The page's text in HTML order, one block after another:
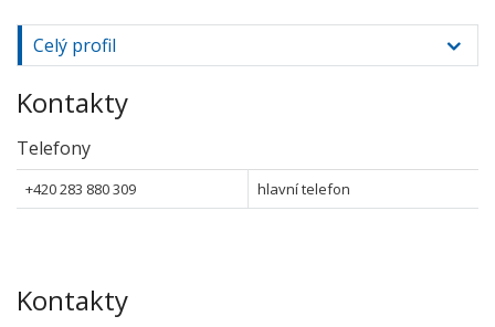
Celý profil
Kontakty
Telefony
+420 283 880 309 hlavní telefon
Kontakty